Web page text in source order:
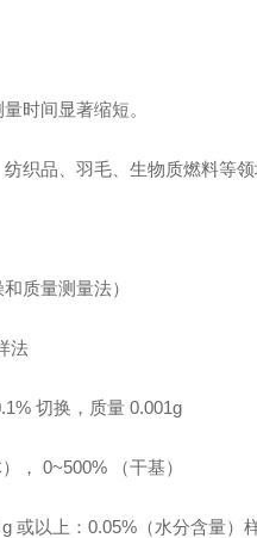
时间显著缩短。
织品、羽毛、生物质燃料等
质量测量法）
法
切换，质量 0.001g
， 0~500% （干基）
或以上：0.05%（水分含量